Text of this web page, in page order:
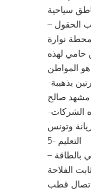
– بعث مناطق سكنية جديدة قرب الحقول
نوارة
لهذه
-بعث منطقتين صناعيتين حرتين يذهيبة
-الجباية مشغل صعب خاصة تجاه الشركات
وتونس
5- التعليم
– بعث قطب تكنولوجي يعتني بالطاقة
الفلاحة
قطب